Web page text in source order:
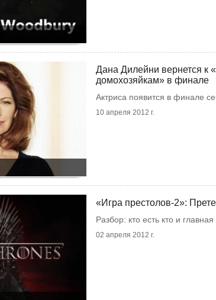
Дана Дилейни вернется к
домохозяйкам» в финале
Актриса появится в финале
10 апреля 2012 г.
«Игра престолов-2»:
Разбор: кто есть кто и
02 апреля 2012 г.